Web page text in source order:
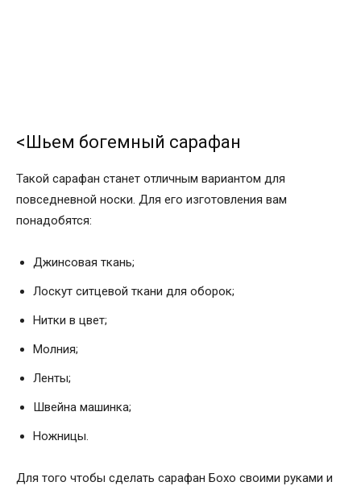
<Шьем богемный сарафан
Такой сарафан станет отличным вариантом для
повседневной носки. Для его изготовления вам
понадобятся:
Джинсовая ткань;
Лоскут ситцевой ткани для оборок;
Нитки в цвет;
Молния;
Ленты;
Швейна машинка;
Ножницы.
Для того чтобы сделать сарафан Бохо своими руками и